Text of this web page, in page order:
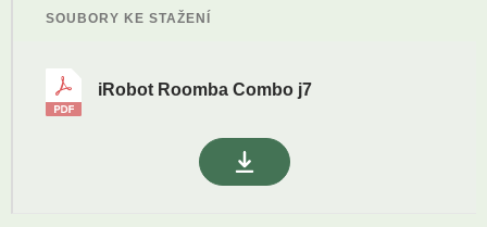
SOUBORY KE STAŽENÍ
iRobot Roomba Combo j7